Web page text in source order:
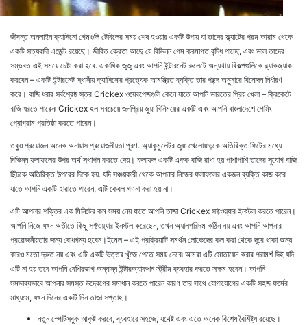
জীবন্ত অনলাইন ক্যাসিনো গেমগুলি টেবিলের সময় শেষ হওয়ার একটি উপায় যা তাদের ফ্ল্যাটের পরম আরাম থেকে
একটি সত্যবাদী এজেন্ট রয়েছে। জীবিত ক্রেতা আছে যে বিভিন্ন গেম ক্রমাগত বৃদ্ধি পাচ্ছে, এবং ভাল তাদের
সম্ভবত এই সময়ে চেষ্টা করা হবে. একাধিক জুজু এবং আপনি ইন্টারনেট রুলেটে অন্যথায় বিকল্পগুলিকে ব্ল্যাকজ্যাক
করবেন – একটি ইন্টারনেট স্থানীয় ক্যাসিনোর প্রত্যেক আমন্ত্রিত ব্যক্তি তার পছন্দ অনুসারে বিনোদন নির্ধারণ
করে। বাজি ধরার সর্বশ্রেষ্ঠ স্তর Crickex ওয়েবপেজগুলি কেনে যাতে আপনি ভারতের প্রিয় খেলা – ক্রিকেটে
বাজি ধরতে পারেন৷ Crickex হল সবচেয়ে জনপ্রিয় জুয়া বিনিময়ের একটি এবং আপনি বাংলাদেশে গেমিং
প্রোগ্রাম প্রতিষ্ঠা করতে পারেন।
তবুও প্রয়োজন অনেক অনায়াস প্রয়োজনীয়তা পূরণ. অ্যাকুমুলেটর জুয়া খেলোয়াড়কে অতিরিক্ত ফিটের মধ্যে
বিভিন্ন ফলাফলের উপর অর্থ স্থাপন করতে দেয়। ফলাফল একটি একক বাজি রাখা হয় পাশাপাশি তাদের সুযোগ বাজি
ছিঁচকে অতিরিক্ত উপরের দিকে হয়. যদি সঞ্চয়কারী থেকে আপনার নিজের ফলাফলের একজন ব্যক্তি কাজ করে
যাতে আপনি একটি হারাতে পারেন, এটি কেবল গণনা করা হয় না।
এটি আপনার শক্তির এক মিনিটের কম সময় নেয় যাতে আপনি তাজা Crickex সফ্টওয়্যার ইনস্টল করতে পারেন।
আপনি নিজে যখন অতীতে কিছু সফ্টওয়্যার ইনস্টল করেছেন, তখন অ্যালগরিদম কঠিন নয় এবং আপনি আপনার
প্রয়োজনীয়তার জন্য বোধগম্য হবেন।ইমেল – এই প্রক্রিয়াটি সমর্থন লোকেদের কল করা থেকে দূরে থাকা অন্য
কারও মতো দ্রুত নয় এবং এটি একটি উত্তর খুঁজে পেতে সময় নেবে৷ আমরা এটি মোতায়েন করার পরামর্শ দিই যদি
এটি না হয় তবে আপনি বেশিরভাগ অন্যান্য ইন্টারঅ্যাকশন স্ট্রীম ব্যবহার করতে সক্ষম হবেন। আপনি
সম্ভাব্যভাবে আপনার সমস্ত উদ্বেগের সমাধান করতে পারেন কারণ তার সাথে যোগাযোগের একটি সহজ ফর্মের
মাধ্যমে, যখন দিনের একটি দিন তাজা সপ্তাহ।
নতুন স্পোর্টসবুক আকৃষ্ট করবে, ব্যবহারে সহজে, যথেষ্ট এবং এতে অনেক বিশেষ বৈশিষ্ট্য রয়েছে।